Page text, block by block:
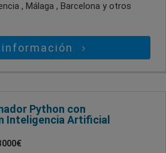
, Málaga , Barcelona y otros
información
Python con
Inteligencia Artificial